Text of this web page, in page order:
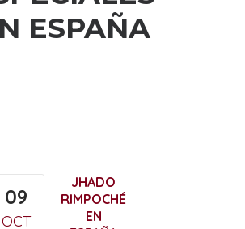
ESPAÑA
09
OCT
JHADO
RIMPOCHÉ
EN